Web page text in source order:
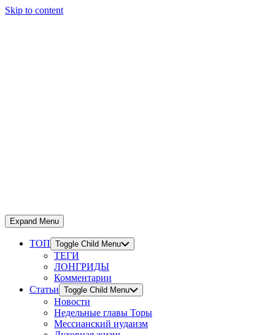
Skip to content
Expand Menu
ТОП Toggle Child Menu
ТЕГИ
ЛОНГРИДЫ
Комментарии
Статьи Toggle Child Menu
Новости
Недельные главы Торы
Мессианский иудаизм